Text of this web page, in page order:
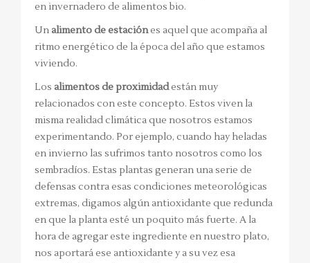
en invernadero de alimentos bio.
Un alimento de estaciónes aquel que acompaña al
ritmo energético de la época del año que estamos
viviendo.
Los alimentos de proximidadestán muy
relacionados con este concepto. Estos viven la
misma realidad climática que nosotros estamos
experimentando. Por ejemplo, cuando hay heladas
en invierno las sufrimos tanto nosotros como los
sembradíos. Estas plantas generan una serie de
defensas contra esas condiciones meteorológicas
extremas, digamos algún antioxidante que redunda
en que la planta esté un poquito más fuerte. A la
hora de agregar este ingrediente en nuestro plato,
nos aportará ese antioxidante y a su vez esa